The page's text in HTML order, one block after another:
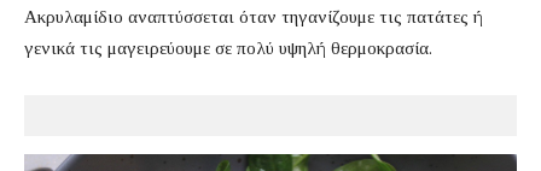
Ακρυλαμίδιο αναπτύσσεται όταν τηγανίζουμε τις πατάτες ή
γενικά τις μαγειρεύουμε σε πολύ υψηλή θερμοκρασία.